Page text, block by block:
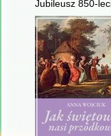
Jubileusz 850-